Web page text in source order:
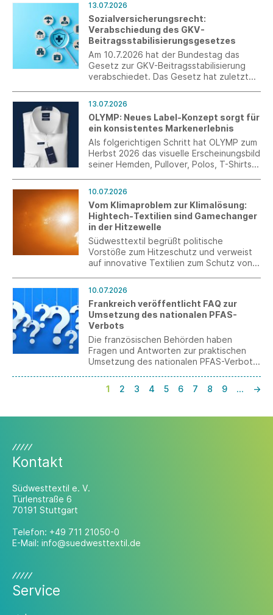
perfekt abgestimmte Couple-Outfits.
13.07.2026
Sozialversicherungsrecht:
Verabschiedung des GKV-
Beitragsstabilisierungsgesetzes
Am 10.7.2026 hat der Bundestag das
Gesetz zur GKV-Beitragsstabilisierung
verabschiedet. Das Gesetz hat zuletzt
Bundesrat beraten und verabschiedet.
13.07.2026
OLYMP: Neues Label-Konzept sorgt für
ein konsistentes Markenerlebnis
Als folgerichtigen Schritt hat OLYMP zum
Herbst 2026 das visuelle Erscheinungsbild
seiner Hemden, Pullover, Polos, T-Shirts
gesamte Sortiment hinweg einen
einheitlichen Markenauftritt und sorgt für
mehr Orientierung, Wiedererkennung und
Wertigkeit auf der Verkaufsfläche.
10.07.2026
Vom Klimaproblem zur Klimalösung:
Hightech-Textilien sind Gamechanger
in der Hitzewelle
Südwesttextil begrüßt politische
Vorstöße zum Hitzeschutz und verweist
auf innovative Textilien zum Schutz von
10.07.2026
Frankreich veröffentlicht FAQ zur
Umsetzung des nationalen PFAS-
Verbots
Die französischen Behörden haben
Fragen und Antworten zur praktischen
Umsetzung des nationalen PFAS-Verbots
den Anwendungsbereich, die
Grenzwerte, analytische Fragen,
sowie den Umgang mit Lagerbeständen.
1 2 3 4 5 6 7 8 9 … →
Kontakt
Südwesttextil e. V.
Türlenstraße 6
70191 Stuttgart
Telefon: +49 711 21050-0
E-Mail: info@suedwesttextil.de
Service